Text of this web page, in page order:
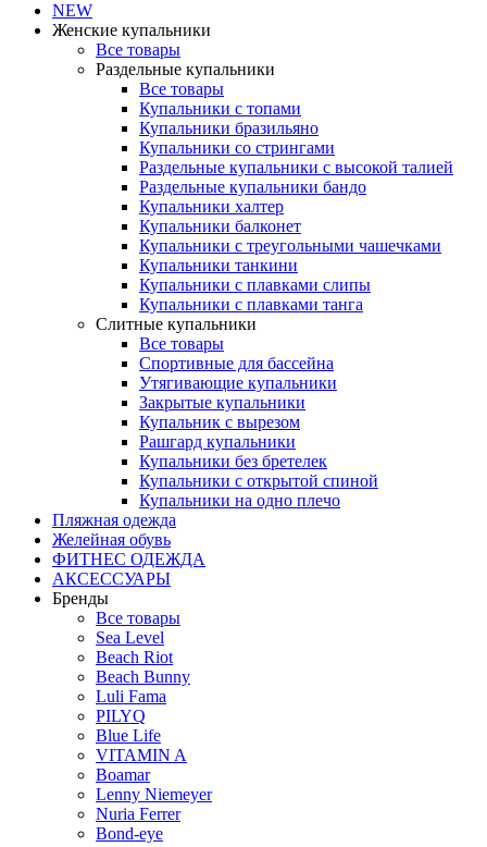
NEW
Женские купальники
Все товары
Раздельные купальники
Все товары
Купальники с топами
Купальники бразильяно
Купальники со стрингами
Раздельные купальники с высокой талией
Раздельные купальники бандо
Купальники халтер
Купальники балконет
Купальники с треугольными чашечками
Купальники танкини
Купальники с плавками слипы
Купальники с плавками танга
Слитные купальники
Все товары
Спортивные для бассейна
Утягивающие купальники
Закрытые купальники
Купальник с вырезом
Рашгард купальники
Купальники без бретелек
Купальники с открытой спиной
Купальники на одно плечо
Пляжная одежда
Желейная обувь
ФИТНЕС ОДЕЖДА
АКСЕССУАРЫ
Бренды
Все товары
Sea Level
Beach Riot
Beach Bunny
Luli Fama
PILYQ
Blue Life
VITAMIN A
Boamar
Lenny Niemeyer
Nuria Ferrer
Bond-eye